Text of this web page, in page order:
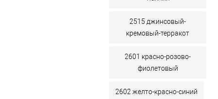
2515 джинсовый-
кремовый-терракот
2601 красно-розово-
фиолетовый
2602 желто-красно-синий